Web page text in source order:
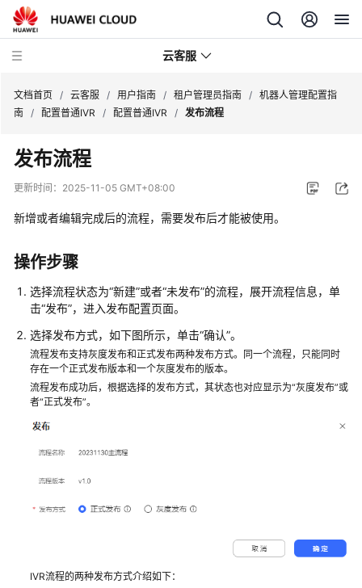
云客服
品
介
速
入
门
用
户
指
南
制
作
租
文档首页 / 云客服 / 用户指南 / 租户管理员指南 / 机器人管理配置指
南 / 配置普通IVR / 配置普通IVR / 发布流程
发布流程
更新时间： 2025-11-05 GMT+08:00
新增或者编辑完成后的流程，需要发布后才能被使用。
操作步骤
选择流程状态为“新建”或者“未发布”的流程，展开流程信息，单
击“发布”，进入发布配置页面。
选择发布方式，如下图所示，单击“确认”。
流程发布支持灰度发布和正式发布两种发布方式。同一个流程，只能同时
存在一个正式发布版本和一个灰度发布的版本。
流程发布成功后，根据选择的发布方式，其状态也对应显示为“灰度发布”或
者“正式发布”。
IVR流程的两种发布方式介绍如下：